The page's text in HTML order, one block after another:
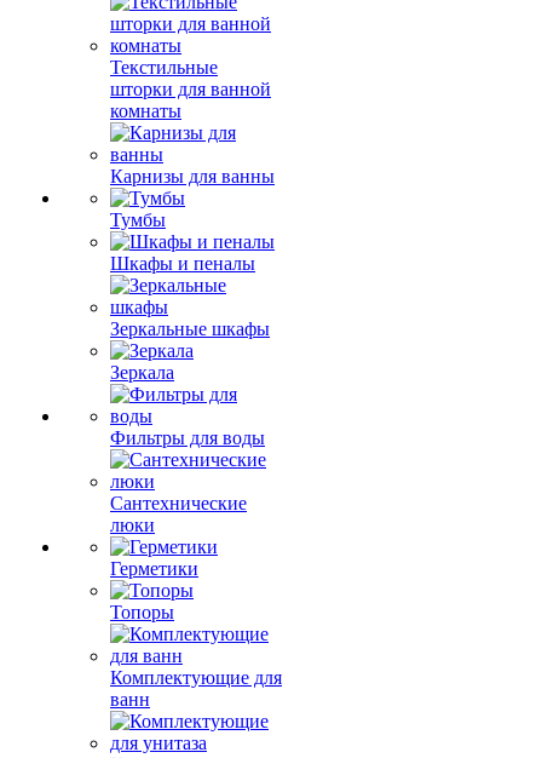
Текстильные
шторки для ванной
комнаты
Карнизы для ванны
Тумбы
Шкафы и пеналы
Зеркальные шкафы
Зеркала
Фильтры для воды
Сантехнические
люки
Герметики
Топоры
Комплектующие для
ванн